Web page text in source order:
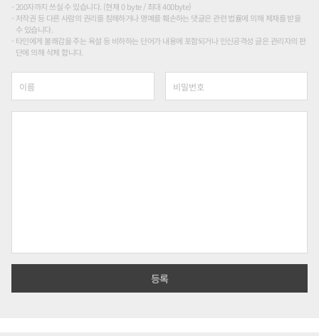
200자까지 쓰실 수 있습니다. (현재 0 byte / 최대 400byte)
저작권 등 다른 사람의 권리를 침해하거나 명예를 훼손하는 댓글은 관련 법률에 의해 제재를 받을
수 있습니다.
타인에게 불쾌감을 주는 욕설 등 비하하는 단어가 내용에 포함되거나 인신공격성 글은 관리자의 판
단에 의해 삭제 합니다.